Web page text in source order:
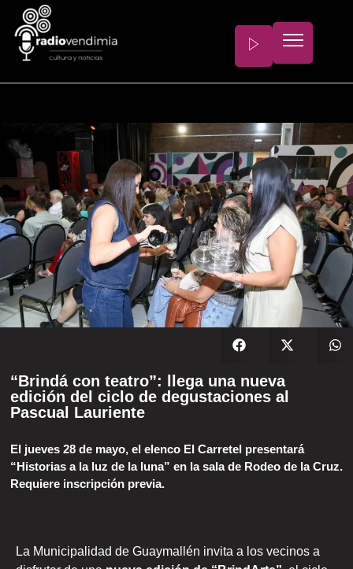
“Brindá con teatro”: llega una nueva
edición del ciclo de degustaciones al
Pascual Lauriente
El jueves 28 de mayo, el elenco El Carretel presentará
“Historias a la luz de la luna” en la sala de Rodeo de la Cruz.
Requiere inscripción previa.
La Municipalidad de Guaymallén invita a los vecinos a